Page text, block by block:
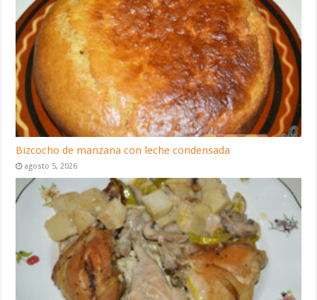
Bizcocho de manzana con leche condensada
agosto 5, 2026